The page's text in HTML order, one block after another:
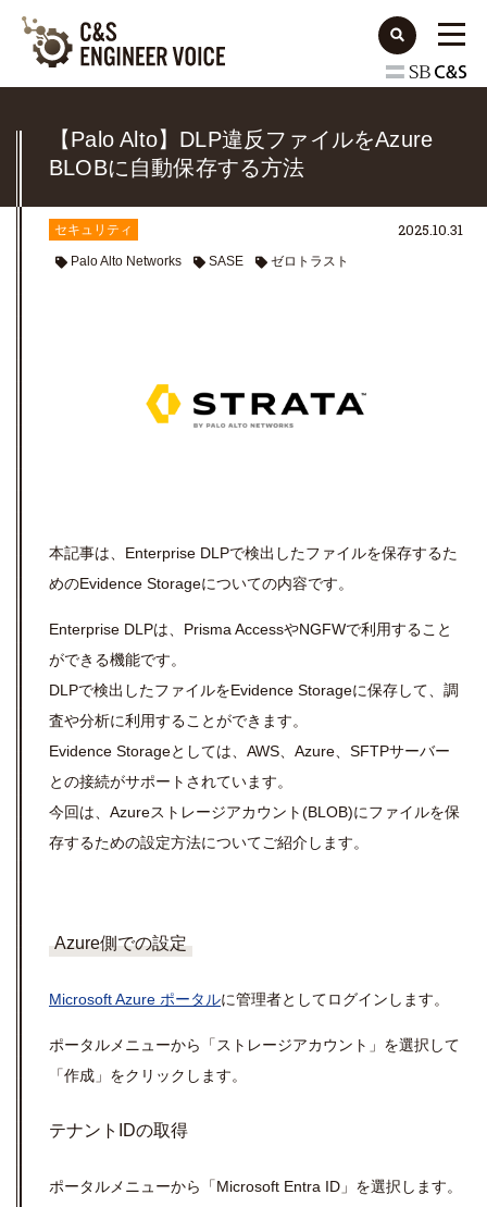
【Palo Alto】DLP違反ファイルをAzure
BLOBに自動保存する方法
セキュリティ
Palo Alto Networks SASE ゼロトラスト
2025.10.31
本記事は、Enterprise DLPで検出したファイルを保存するた
めのEvidence Storageについての内容です。
Enterprise DLPは、Prisma AccessやNGFWで利用すること
ができる機能です。
DLPで検出したファイルをEvidence Storageに保存して、調
査や分析に利用することができます。
Evidence Storageとしては、AWS、Azure、SFTPサーバー
との接続がサポートされています。
今回は、Azureストレージアカウント(BLOB)にファイルを保
存するための設定方法についてご紹介します。
Azure側での設定
Microsoft Azure ポータルに管理者としてログインします。
ポータルメニューから「ストレージアカウント」を選択して
「作成」 をクリックします。
テナントIDの取得
ポータルメニューから「Microsoft Entra ID」 を選択します。